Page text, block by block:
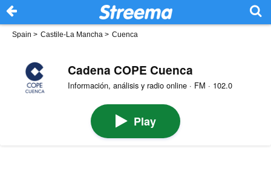
Spain > Castile-La Mancha > Cuenca
Cadena COPE Cuenca
Información, análisis y radio online · FM · 102.0
Play